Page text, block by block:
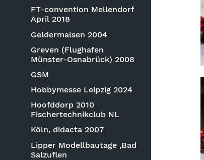
FT-convention Mellendorf
April 2018
Geldermalsen 2004
Greven (Flughafen
Münster-Osnabrück) 2008
GSM
Hobbymesse Leipzig 2024
Hoofddorp 2010
Fischertechnikclub NL
Köln, didacta 2007
Lipper Modellbautage ,Bad
Salzuflen